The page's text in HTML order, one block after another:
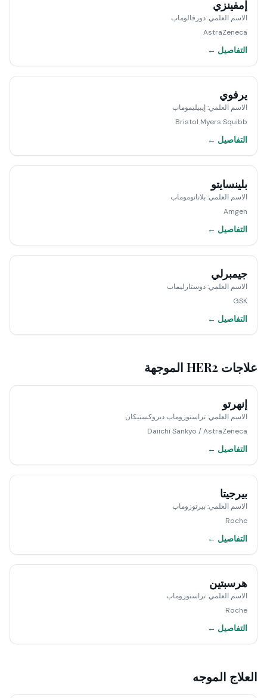
إمفينزي
الاسم العلمي:دورفالوماب
AstraZeneca
التفاصيل ←
يرفوي
الاسم العلمي:إيبيليموماب
Bristol Myers Squibb
التفاصيل ←
بلينسايتو
الاسم العلمي:بلاناتوموماب
Amgen
التفاصيل ←
جيمبرلي
الاسم العلمي:دوستارليماب
GSK
التفاصيل ←
علاجات HER2 الموجهة
إنهرتو
الاسم العلمي:تراستوزوماب ديروكستيكان
Daiichi Sankyo / AstraZeneca
التفاصيل ←
بيرجيتا
الاسم العلمي:بيرتوزوماب
Roche
التفاصيل ←
هرسبتين
الاسم العلمي:تراستوزوماب
Roche
التفاصيل ←
العلاج الموجه